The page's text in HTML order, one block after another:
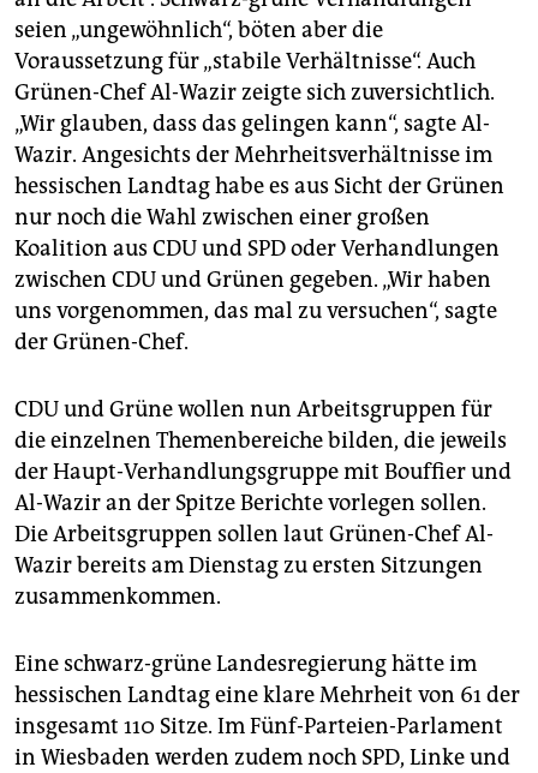
seien „ungewöhnlich“, böten aber die
Voraussetzung für „stabile Verhältnisse“. Auch
Grünen-Chef Al-Wazir zeigte sich zuversichtlich.
„Wir glauben, dass das gelingen kann“, sagte Al-
Wazir. Angesichts der Mehrheitsverhältnisse im
hessischen Landtag habe es aus Sicht der Grünen
nur noch die Wahl zwischen einer großen
Koalition aus CDU und SPD oder Verhandlungen
zwischen CDU und Grünen gegeben. „Wir haben
uns vorgenommen, das mal zu versuchen“, sagte
der Grünen-Chef.
CDU und Grüne wollen nun Arbeitsgruppen für
die einzelnen Themenbereiche bilden, die jeweils
der Haupt-Verhandlungsgruppe mit Bouffier und
Al-Wazir an der Spitze Berichte vorlegen sollen.
Die Arbeitsgruppen sollen laut Grünen-Chef Al-
Wazir bereits am Dienstag zu ersten Sitzungen
zusammenkommen.
Eine schwarz-grüne Landesregierung hätte im
hessischen Landtag eine klare Mehrheit von 61 der
insgesamt 110 Sitze. Im Fünf-Parteien-Parlament
in Wiesbaden werden zudem noch SPD, Linke und